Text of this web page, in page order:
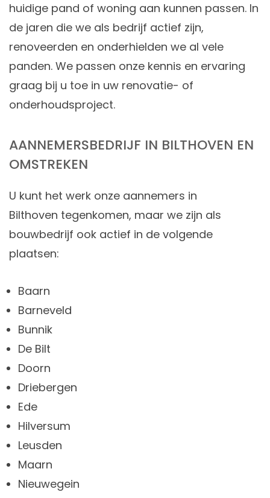
huidige pand of woning aan kunnen passen. In
de jaren die we als bedrijf actief zijn,
renoveerden en onderhielden we al vele
panden. We passen onze kennis en ervaring
graag bij u toe in uw renovatie- of
onderhoudsproject.
AANNEMERSBEDRIJF IN BILTHOVEN EN
OMSTREKEN
U kunt het werk onze aannemers in
Bilthoven tegenkomen, maar we zijn als
bouwbedrijf ook actief in de volgende
plaatsen:
Baarn
Barneveld
Bunnik
De Bilt
Doorn
Driebergen
Ede
Hilversum
Leusden
Maarn
Nieuwegein